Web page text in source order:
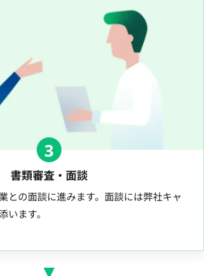
3
書類審査・面談
との面談に進みます。面談には弊社キャ
います。